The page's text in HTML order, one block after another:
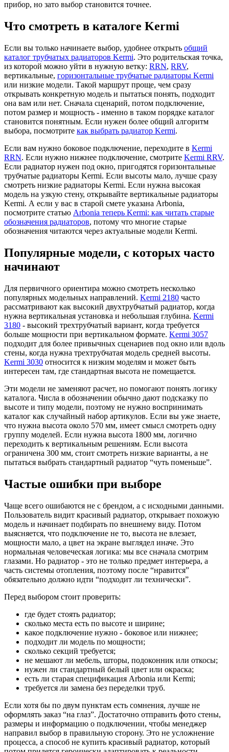
прибор, но зато выбор становится точнее.
Что смотреть в каталоге Kermi
Если вы только начинаете выбор, удобнее открыть общий
каталог трубчатых радиаторов Kermi. Это родительская точка,
из которой можно уйти в нужную ветку: RRN, RRV,
вертикальные, горизонтальные трубчатые радиаторы Kermi
или низкие модели. Такой маршрут проще, чем сразу
открывать конкретную модель и пытаться понять, подходит
она вам или нет. Сначала сценарий, потом подключение,
потом размер и мощность - именно в таком порядке каталог
становится понятным. Если нужен более общий алгоритм
выбора, посмотрите как выбрать радиатор Kermi.
Если вам нужно боковое подключение, переходите в Kermi
RRN. Если нужно нижнее подключение, смотрите Kermi RRV.
Если радиатор нужен под окно, пригодятся горизонтальные
трубчатые радиаторы Kermi. Если высоты мало, лучше сразу
смотреть низкие радиаторы Kermi. Если нужна высокая
модель на узкую стену, открывайте вертикальные радиаторы
Kermi. А если у вас в старой смете указана Arbonia,
посмотрите статью Arbonia теперь Kermi: как читать старые
обозначения радиаторов, потому что многие старые
обозначения читаются через актуальные модели Kermi.
Популярные модели, с которых часто
начинают
Для первичного ориентира можно смотреть несколько
популярных модельных направлений. Kermi 2180 часто
рассматривают как высокий двухтрубчатый радиатор, когда
нужна вертикальная установка и небольшая глубина. Kermi
3180 - высокий трехтрубчатый вариант, когда требуется
больше мощности при вертикальном формате. Kermi 3057
подходит для более привычных сценариев под окно или вдоль
стены, когда нужна трехтрубчатая модель средней высоты.
Kermi 3030 относится к низким моделям и может быть
интересен там, где стандартная высота не помещается.
Эти модели не заменяют расчет, но помогают понять логику
каталога. Числа в обозначении обычно дают подсказку по
высоте и типу модели, поэтому не нужно воспринимать
каталог как случайный набор артикулов. Если вы уже знаете,
что нужна высота около 570 мм, имеет смысл смотреть одну
группу моделей. Если нужна высота 1800 мм, логично
переходить к вертикальным решениям. Если высота
ограничена 300 мм, стоит смотреть низкие варианты, а не
пытаться выбрать стандартный радиатор “чуть поменьше”.
Частые ошибки при выборе
Чаще всего ошибаются не с брендом, а с исходными данными.
Пользователь видит красивый радиатор, открывает похожую
модель и начинает подбирать по внешнему виду. Потом
выясняется, что подключение не то, высота не влезает,
мощности мало, а цвет на экране выглядел иначе. Это
нормальная человеческая логика: мы все сначала смотрим
глазами. Но радиатор - это не только предмет интерьера, а
часть системы отопления, поэтому после “нравится”
обязательно должно идти “подходит ли технически”.
Перед выбором стоит проверить:
где будет стоять радиатор;
сколько места есть по высоте и ширине;
какое подключение нужно - боковое или нижнее;
подходит ли модель по мощности;
сколько секций требуется;
не мешают ли мебель, шторы, подоконник или откосы;
нужен ли стандартный белый цвет или окраска;
есть ли старая спецификация Arbonia или Kermi;
требуется ли замена без переделки труб.
Если хотя бы по двум пунктам есть сомнения, лучше не
оформлять заказ “на глаз”. Достаточно отправить фото стены,
размеры и информацию о подключении, чтобы менеджер
направил выбор в правильную сторону. Это не усложнение
процесса, а способ не купить красивый радиатор, который